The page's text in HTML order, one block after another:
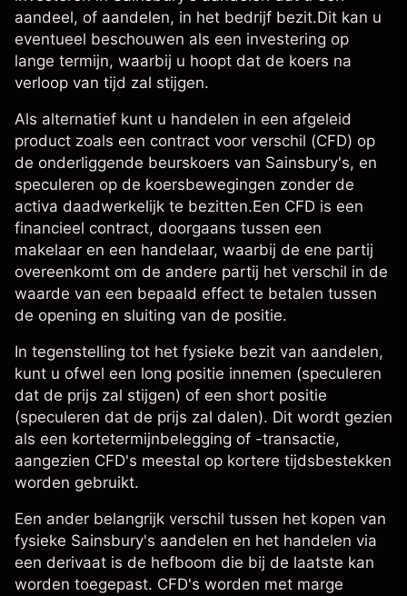
aandeel, of aandelen, in het bedrijf bezit.Dit kan u
eventueel beschouwen als een investering op
lange termijn, waarbij u hoopt dat de koers na
verloop van tijd zal stijgen.
Als alternatief kunt u handelen in een afgeleid
product zoals een contract voor verschil (CFD) op
de onderliggende beurskoers van Sainsbury's, en
speculeren op de koersbewegingen zonder de
activa daadwerkelijk te bezitten.Een CFD is een
financieel contract, doorgaans tussen een
makelaar en een handelaar, waarbij de ene partij
overeenkomt om de andere partij het verschil in de
waarde van een bepaald effect te betalen tussen
de opening en sluiting van de positie.
In tegenstelling tot het fysieke bezit van aandelen,
kunt u ofwel een long positie innemen (speculeren
dat de prijs zal stijgen) of een short positie
(speculeren dat de prijs zal dalen). Dit wordt gezien
als een kortetermijnbelegging of -transactie,
aangezien CFD's meestal op kortere tijdsbestekken
worden gebruikt.
Een ander belangrijk verschil tussen het kopen van
fysieke Sainsbury's aandelen en het handelen via
een derivaat is de hefboom die bij de laatste kan
worden toegepast. CFD's worden met marge